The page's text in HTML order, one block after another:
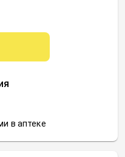
в аптеке